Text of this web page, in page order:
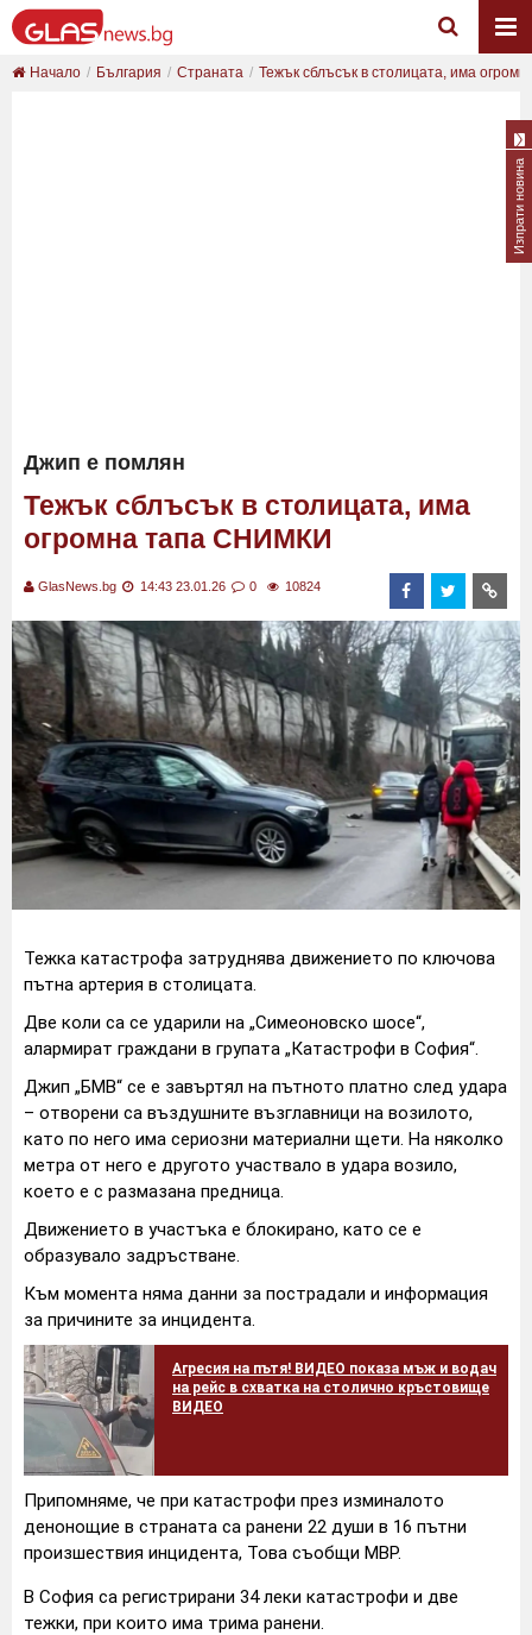
Начало България Страната Тежък сблъсък в столицата, има
Джип е помлян
Тежък сблъсък в столицата, има
огромна тапа СНИМКИ
GlasNews.bg 14:43 23.01.26 0 10824
Тежка катастрофа затруднява движението по ключова
пътна артерия в столицата.
Две коли са се ударили на „Симеоновско шосе“,
алармират граждани в групата „Катастрофи в София“.
Джип „БМВ“ се е завъртял на пътното платно след удара
– отворени са въздушните възглавници на возилото,
като по него има сериозни материални щети. На няколко
метра от него е другото участвало в удара возило,
което е с размазана предница.
Движението в участъка е блокирано, като се е
образувало задръстване.
Към момента няма данни за пострадали и информация
за причините за инцидента.
Агресия на пътя! ВИДЕО показа мъж и водач
на рейс в схватка на столично кръстовище
ВИДЕО
Припомняме, че при катастрофи през изминалото
денонощие в страната са ранени 22 души в 16 пътни
произшествия инцидента, Това съобщи МВР.
В София са регистрирани 34 леки катастрофи и две
тежки, при които има трима ранени.
Изпрати новина